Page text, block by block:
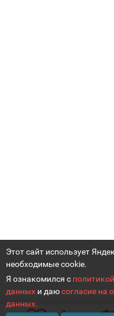
Этот сайт использует
необходимые cookie.
Я ознакомился с
данных и даюсогласие на
данных.
0